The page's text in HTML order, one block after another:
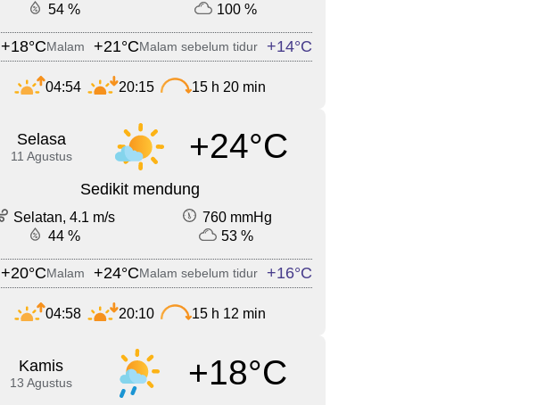
54 %
100 %
+18°CMalam +21°CMalam sebelum tidur +14°C
04:54 20:15 15 h 20 min
Selasa
11 Agustus +24°C
Sedikit mendung
Selatan, 4.1 m/s
760 mmHg
44 %
53 %
+20°CMalam +24°CMalam sebelum tidur +16°C
04:58 20:10 15 h 12 min
Kamis
13 Agustus +18°C